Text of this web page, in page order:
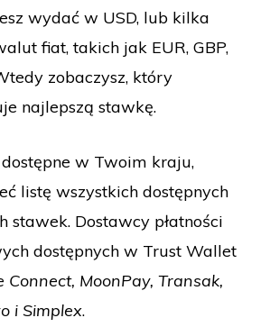
wydać w USD, lub kilka
fiat, takich jak EUR, GBP,
zobaczysz, który
najlepszą stawkę.
dostępne w Twoim kraju,
listę wszystkich dostępnych
stawek. Dostawcy płatności
dostępnych w Trust Wallet
Connect, MoonPay, Transak,
i Simplex.